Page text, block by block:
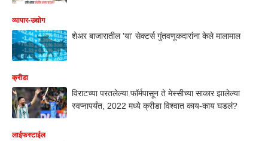
व्यापार-उद्योग
शेअर बाजारातील 'या' सेक्टर्स गुंतवणूकदारांना केले मालामाल
क्रीडा
विराटच्या परतलेल्या फॉर्मपासून ते मेस्सीच्या साकार झालेल्या
स्वप्नापर्यंत, 2022 मध्ये क्रीडा विश्वात काय-काय घडलं?
लाईफस्टाईल